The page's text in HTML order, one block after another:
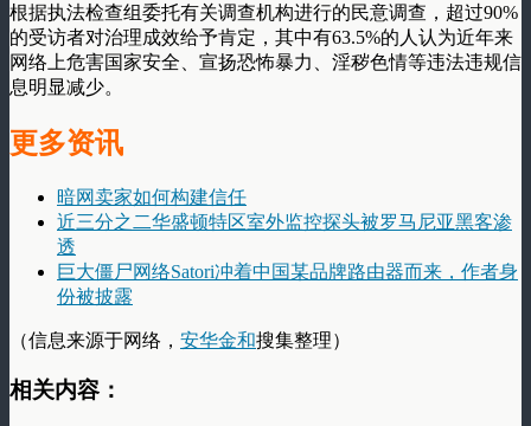
根据执法检查组委托有关调查机构进行的民意调查，超过90%
的受访者对治理成效给予肯定，其中有63.5%的人认为近年来
网络上危害国家安全、宣扬恐怖暴力、淫秽色情等违法违规信
息明显减少。
更多资讯
暗网卖家如何构建信任
近三分之二华盛顿特区室外监控探头被罗马尼亚黑客渗
透
巨大僵尸网络Satori冲着中国某品牌路由器而来，作者身
份被披露
（信息来源于网络， 安华金和搜集整理）
相关内容：